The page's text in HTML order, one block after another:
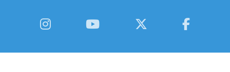
Instagram YouTube Facebook